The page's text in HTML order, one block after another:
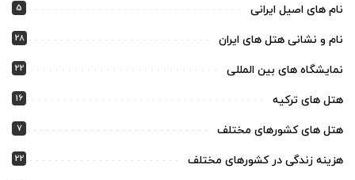
نام های اصیل ایرانی 5
نام و نشانی هتل های ایران 28
نمایشگاه های بین المللی 22
هتل های ترکیه 16
هتل های کشورهای مختلف 7
هزینه زندگی در کشورهای مختلف 22